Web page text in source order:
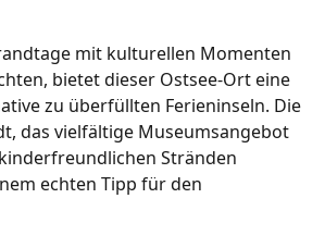
mit kulturellen Momenten
bietet dieser Ostsee-Ort eine
zu überfüllten Ferieninseln. Die
das vielfältige Museumsangebot
Stränden
echten Tipp für den